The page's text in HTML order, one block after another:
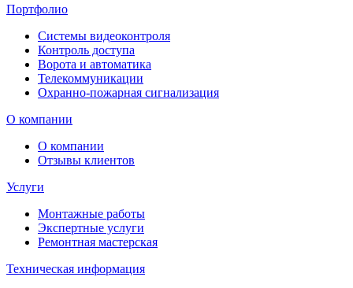
Портфолио
Системы видеоконтроля
Контроль доступа
Ворота и автоматика
Телекоммуникации
Охранно-пожарная сигнализация
О компании
О компании
Отзывы клиентов
Услуги
Монтажные работы
Экспертные услуги
Ремонтная мастерская
Техническая информация